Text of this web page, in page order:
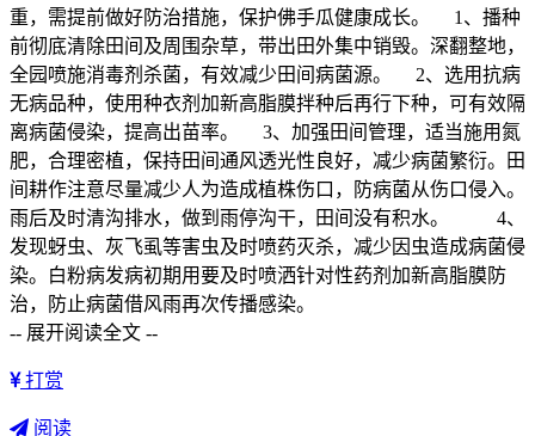
重，需提前做好防治措施，保护佛手瓜健康成长。 1、播种
前彻底清除田间及周围杂草，带出田外集中销毁。深翻整地，
全园喷施消毒剂杀菌，有效减少田间病菌源。 2、选用抗病
无病品种，使用种衣剂加新高脂膜拌种后再行下种，可有效隔
离病菌侵染，提高出苗率。 3、加强田间管理，适当施用氮
肥，合理密植，保持田间通风透光性良好，减少病菌繁衍。田
间耕作注意尽量减少人为造成植株伤口，防病菌从伤口侵入。
雨后及时清沟排水，做到雨停沟干，田间没有积水。 4、
发现蚜虫、灰飞虱等害虫及时喷药灭杀，减少因虫造成病菌侵
染。白粉病发病初期用要及时喷洒针对性药剂加新高脂膜防
治，防止病菌借风雨再次传播感染。
-- 展开阅读全文 --
打赏
阅读